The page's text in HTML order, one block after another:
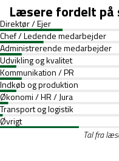
Læsere fordelt på
Direktør / Ejer
Chef / Ledende medarbejder
Administrerende medarbejder
Udvikling og kvalitet
Kommunikation / PR
Indkøb og produktion
Økonomi / HR / Jura
Transport og logistik
Øvrigt
Tal fra